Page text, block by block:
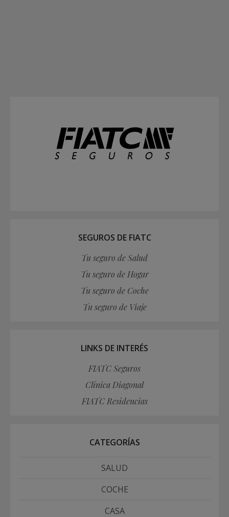
SEGUROS DE FIATC
Tu seguro de Salud
Tu seguro de Hogar
Tu seguro de Coche
Tu seguro de Viaje
LINKS DE INTERÉS
FIATC Seguros
Clínica Diagonal
FIATC Residencias
CATEGORÍAS
SALUD
COCHE
CASA